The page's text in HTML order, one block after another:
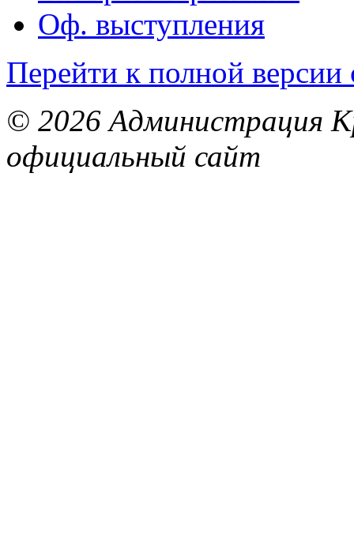
Оф. выступления
Перейти к полной версии
© 2026 Администрация
официальный сайт